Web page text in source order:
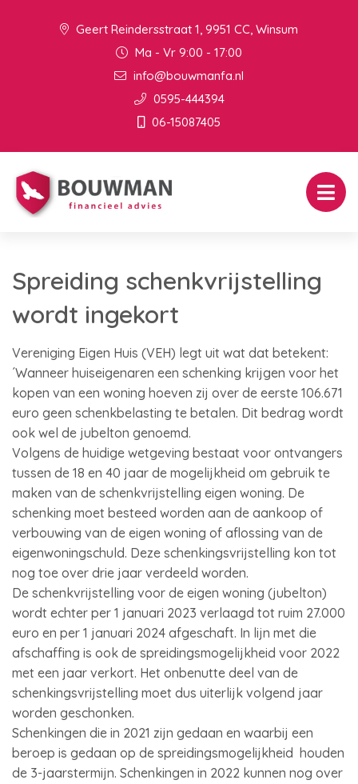
Geert Reindersstraat 1, 9951 CC, Winsum
Ma - Vr 9:00 - 17:00
info@bouwmanfa.nl
0595-444394
06-15087405
Spreiding schenkvrijstelling
wordt ingekort
Vereniging Eigen Huis (VEH) legt uit wat dat betekent:
´Wanneer huiseigenaren een schenking krijgen voor het
kopen van een woning hoeven zij over de eerste 106.671
euro geen schenkbelasting te betalen. Dit bedrag wordt
ook wel de jubelton genoemd.
Volgens de huidige wetgeving bestaat voor ontvangers
tussen de 18 en 40 jaar de mogelijkheid om gebruik te
maken van de schenkvrijstelling eigen woning. De
schenking moet besteed worden aan de aankoop of
verbouwing van de eigen woning of aflossing van de
eigenwoningschuld. Deze schenkingsvrijstelling kon tot
nog toe over drie jaar verdeeld worden.
De schenkvrijstelling voor de eigen woning (jubelton)
wordt echter per 1 januari 2023 verlaagd tot ruim 27.000
euro en per 1 januari 2024 afgeschaft. In lijn met die
afschaffing is ook de spreidingsmogelijkheid voor 2022
met een jaar verkort. Het onbenutte deel van de
schenkingsvrijstelling moet dus uiterlijk volgend jaar
worden geschonken.
Schenkingen die in 2021 zijn gedaan en waarbij een
beroep is gedaan op de spreidingsmogelijkheid houden
de 3-jaarstermijn. Schenkingen in 2022 kunnen nog over